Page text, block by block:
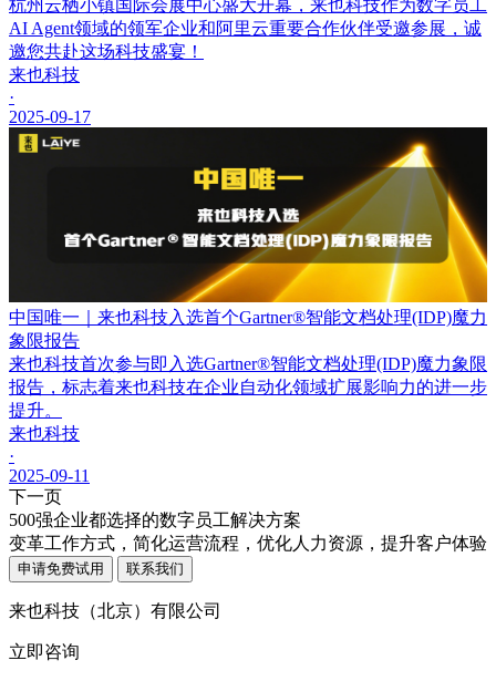
杭州云栖小镇国际会展中心盛大开幕，来也科技作为数字员工
AI Agent领域的领军企业和阿里云重要合作伙伴受邀参展，诚
邀您共赴这场科技盛宴！
来也科技
·
2025-09-17
中国唯一｜来也科技入选首个Gartner®智能文档处理(IDP)魔力
象限报告
来也科技首次参与即入选Gartner®智能文档处理(IDP)魔力象限
报告，标志着来也科技在企业自动化领域扩展影响力的进一步
提升。
来也科技
·
2025-09-11
下一页
500强企业都选择的数字员工解决方案
变革工作方式，简化运营流程，优化人力资源，提升客户体验
申请免费试用 联系我们
来也科技（北京）有限公司
立即咨询